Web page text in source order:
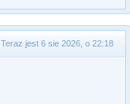
Teraz jest 6 sie 2026, o 22:18